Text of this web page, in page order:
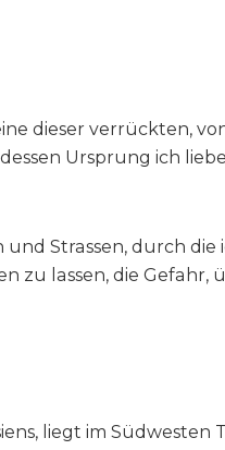
dieser verrückten,
Ursprung ich
Strassen, durch die
zu lassen, die Gefahr,
liegt im Südwesten